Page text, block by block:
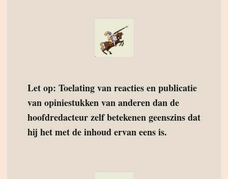
Let op: Toelating van reacties en publicatie
van opiniestukken van anderen dan de
hoofdredacteur zelf betekenen geenszins dat
hij het met de inhoud ervan eens is.